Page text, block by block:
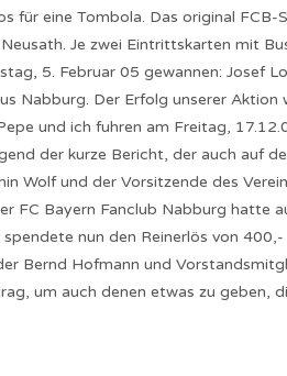
für eine Tombola. Das original
Je zwei Eintrittskarten mit
5. Februar 05 gewannen: Josef
Nabburg. Der Erfolg unserer
und ich fuhren am Freitag,
der kurze Bericht, der auch auf
Wolf und der Vorsitzende des
FC Bayern Fanclub Nabburg hatte
nun den Reinerlös von 400,-
Bernd Hofmann und
um auch denen etwas zu geben,